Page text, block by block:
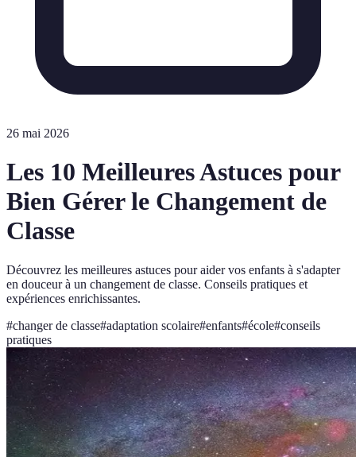
26 mai 2026
Les 10 Meilleures Astuces pour
Bien Gérer le Changement de
Classe
Découvrez les meilleures astuces pour aider vos enfants à s'adapter
en douceur à un changement de classe. Conseils pratiques et
expériences enrichissantes.
#changer de classe#adaptation scolaire#enfants#école#conseils
pratiques